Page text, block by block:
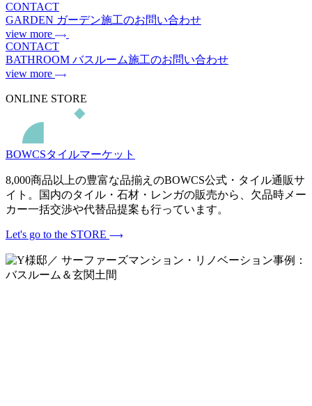
CONTACT
GARDEN ガーデン施工のお問い合わせ
view more
CONTACT
BATHROOM バスルーム施工のお問い合わせ
view more
ONLINE STORE
BOWCSタイルマーケット
8,000商品以上の豊富な品揃えのBOWCS公式・タイル通販サ
イト。国内のタイル・石材・レンガの販売から、欠品時メー
カー一括交渉や代替品提案も行っています。
Let's go to the STORE